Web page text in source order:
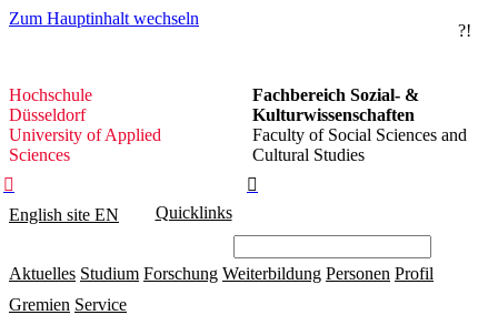
Zum Hauptinhalt wechseln
?!
Hochschule
Düsseldorf
Hochschule
Düsseldorf
University of Applied
Sciences
Fachbereich Sozial- &
Kulturwissenschaften
Faculty of Social Sciences and
Cultural Studies


English site EN Quicklinks
Aktuelles Studium Forschung Weiterbildung Personen Profil
Gremien Service